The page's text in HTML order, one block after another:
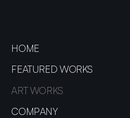
HOME
FEATURED WORKS
ART WORKS
COMPANY